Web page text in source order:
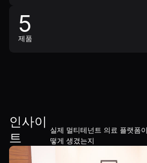
5
제품
인사이
트
실제 멀티테넌트 의료 플랫폼
떻게 생겼는지